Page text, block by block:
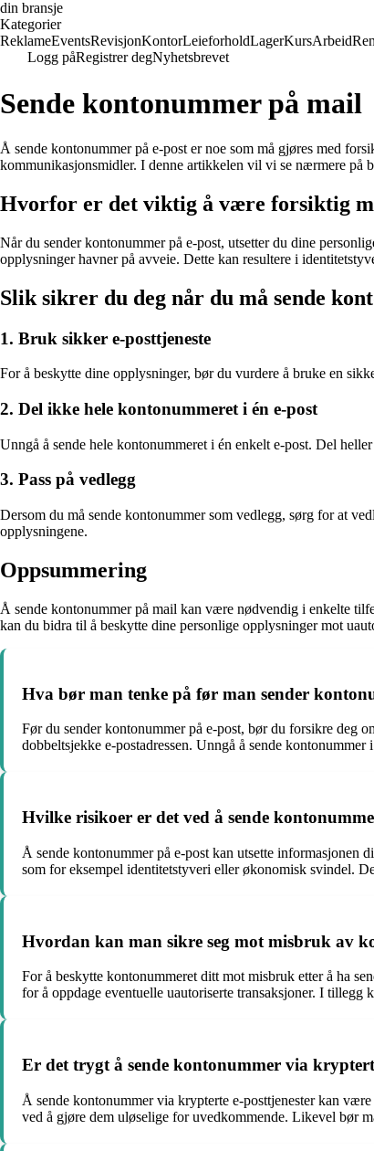
din bransje
Kategorier
ReklameEventsRevisjonKontorLeieforholdLagerKursArbeid
Logg påRegistrer degNyhetsbrevet
Sende kontonummer på mail
Å sende kontonummer på e-post er noe som må gjøres med
kommunikasjonsmidler. I denne artikkelen vil vi se nærmere på
Hvorfor er det viktig å være forsiktig
Når du sender kontonummer på e-post, utsetter du dine
opplysninger havner på avveie. Dette kan resultere i
Slik sikrer du deg når du må sende
1. Bruk sikker e-posttjeneste
For å beskytte dine opplysninger, bør du vurdere å bruke en
2. Del ikke hele kontonummeret i én e-post
Unngå å sende hele kontonummeret i én enkelt e-post. Del
3. Pass på vedlegg
Dersom du må sende kontonummer som vedlegg, sørg for at
opplysningene.
Oppsummering
Å sende kontonummer på mail kan være nødvendig i enkelte
kan du bidra til å beskytte dine personlige opplysninger mot
Hva bør man tenke på før man sender
Før du sender kontonummer på e-post, bør du forsikre deg
dobbeltsjekke e-postadressen. Unngå å sende
Hvilke risikoer er det ved å sende
Å sende kontonummer på e-post kan utsette
som for eksempel identitetstyveri eller økonomisk svindel.
Hvordan kan man sikre seg mot misbruk av
For å beskytte kontonummeret ditt mot misbruk etter å ha
for å oppdage eventuelle uautoriserte transaksjoner. I
Er det trygt å sende kontonummer via
Å sende kontonummer via krypterte e-posttjenester kan
ved å gjøre dem uløselige for uvedkommende. Likevel bør